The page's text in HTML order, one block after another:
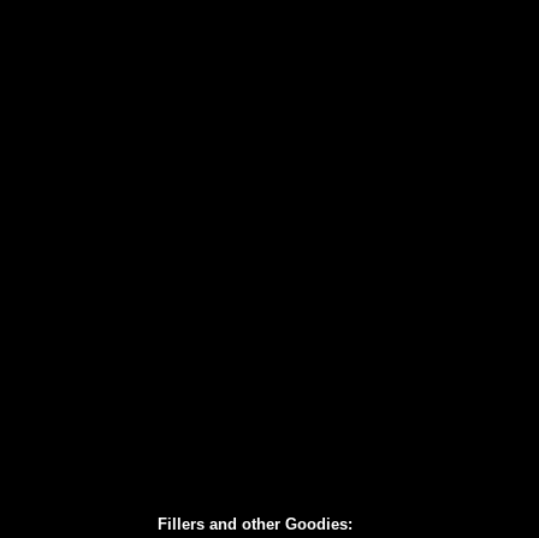
Fillers and other Goodies: